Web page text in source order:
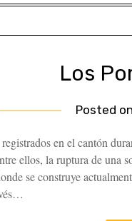
Los
Posted on
en el cantón
ellos, la ruptura de una
se construye